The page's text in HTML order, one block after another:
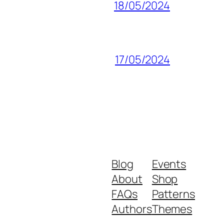
18/05/2024
17/05/2024
Blog
About
FAQs
Authors
Events
Shop
Patterns
Themes